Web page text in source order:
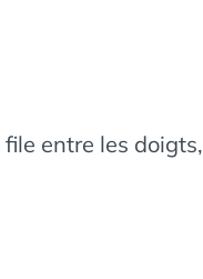
entre les